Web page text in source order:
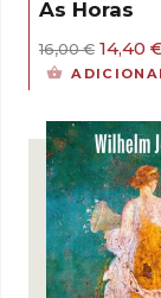
As Horas
16,00€ O
preço
16,00
14,40